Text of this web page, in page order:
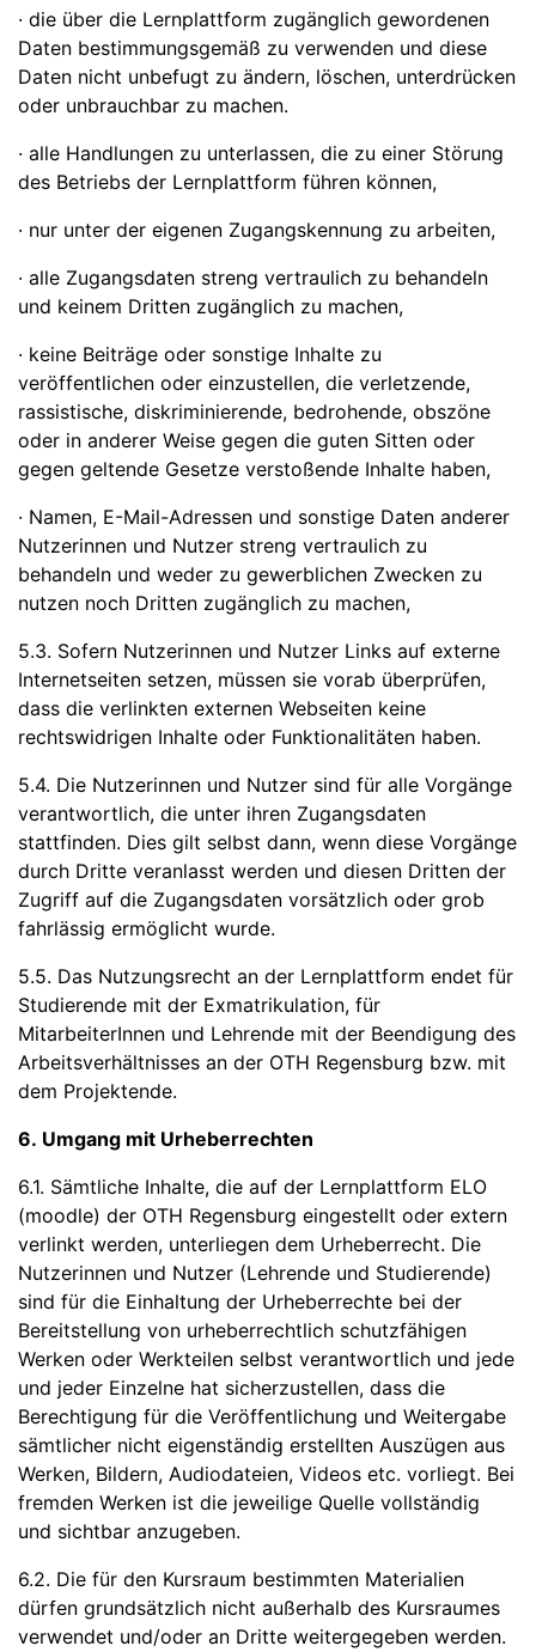
· die über die Lernplattform zugänglich gewordenen
Daten bestimmungsgemäß zu verwenden und diese
Daten nicht unbefugt zu ändern, löschen, unterdrücken
oder unbrauchbar zu machen.
· alle Handlungen zu unterlassen, die zu einer Störung
des Betriebs der Lernplattform führen können,
· nur unter der eigenen Zugangskennung zu arbeiten,
· alle Zugangsdaten streng vertraulich zu behandeln
und keinem Dritten zugänglich zu machen,
· keine Beiträge oder sonstige Inhalte zu
veröffentlichen oder einzustellen, die verletzende,
rassistische, diskriminierende, bedrohende, obszöne
oder in anderer Weise gegen die guten Sitten oder
gegen geltende Gesetze verstoßende Inhalte haben,
· Namen, E-Mail-Adressen und sonstige Daten anderer
Nutzerinnen und Nutzer streng vertraulich zu
behandeln und weder zu gewerblichen Zwecken zu
nutzen noch Dritten zugänglich zu machen,
5.3. Sofern Nutzerinnen und Nutzer Links auf externe
Internetseiten setzen, müssen sie vorab überprüfen,
dass die verlinkten externen Webseiten keine
rechtswidrigen Inhalte oder Funktionalitäten haben.
5.4. Die Nutzerinnen und Nutzer sind für alle Vorgänge
verantwortlich, die unter ihren Zugangsdaten
stattfinden. Dies gilt selbst dann, wenn diese Vorgänge
durch Dritte veranlasst werden und diesen Dritten der
Zugriff auf die Zugangsdaten vorsätzlich oder grob
fahrlässig ermöglicht wurde.
5.5. Das Nutzungsrecht an der Lernplattform endet für
Studierende mit der Exmatrikulation, für
MitarbeiterInnen und Lehrende mit der Beendigung des
Arbeitsverhältnisses an der OTH Regensburg bzw. mit
dem Projektende.
6. Umgang mit Urheberrechten
6.1. Sämtliche Inhalte, die auf der Lernplattform ELO
(moodle) der OTH Regensburg eingestellt oder extern
verlinkt werden, unterliegen dem Urheberrecht. Die
Nutzerinnen und Nutzer (Lehrende und Studierende)
sind für die Einhaltung der Urheberrechte bei der
Bereitstellung von urheberrechtlich schutzfähigen
Werken oder Werkteilen selbst verantwortlich und jede
und jeder Einzelne hat sicherzustellen, dass die
Berechtigung für die Veröffentlichung und Weitergabe
sämtlicher nicht eigenständig erstellten Auszügen aus
Werken, Bildern, Audiodateien, Videos etc. vorliegt. Bei
fremden Werken ist die jeweilige Quelle vollständig
und sichtbar anzugeben.
6.2. Die für den Kursraum bestimmten Materialien
dürfen grundsätzlich nicht außerhalb des Kursraumes
verwendet und/oder an Dritte weitergegeben werden.